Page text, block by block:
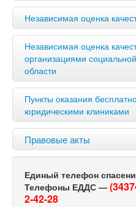
Независимая оценка
Независимая оценка
организациями
области
Пункты оказания
юридическими клиниками
Правовые акты
Единый телефон
Телефоны ЕДДС —
2-42-28